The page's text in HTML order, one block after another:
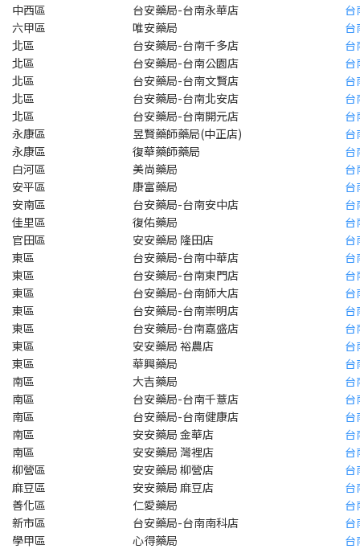
中西區 台安藥局-台南永華店
台
六甲區
唯安藥局
台
北區
台安藥局-台南千多店
台
北區
台安藥局-台南公園店
台
北區
台安藥局-台南文賢店
台
北區
台安藥局-台南北安店
台
北區
台安藥局-台南開元店
台
永康區
昱賢藥師藥局(中正店)
台
永康區
復華藥師藥局
台
白河區
美尚藥局
台
安平區
康富藥局
台
安南區
台安藥局-台南安中店
台
佳里區
復佑藥局
台
官田區
安安藥局 隆田店
台
東區
台安藥局-台南中華店
台
東區
台安藥局-台南東門店
台
東區
台安藥局-台南師大店
台
東區
台安藥局-台南崇明店
台
東區
台安藥局-台南嘉盛店
台
東區
安安藥局 裕農店
台
東區
華興藥局
台
南區
大吉藥局
台
南區
台安藥局-台南千薏店
台
南區
台安藥局-台南健康店
南區
安安藥局 金華店
台
南區
安安藥局 灣裡店
台
柳營區
安安藥局 柳營店
台
麻豆區
安安藥局 麻豆店
台
善化區
仁愛藥局
台
新市區
台安藥局-台南南科店
台
學甲區
心得藥局 台